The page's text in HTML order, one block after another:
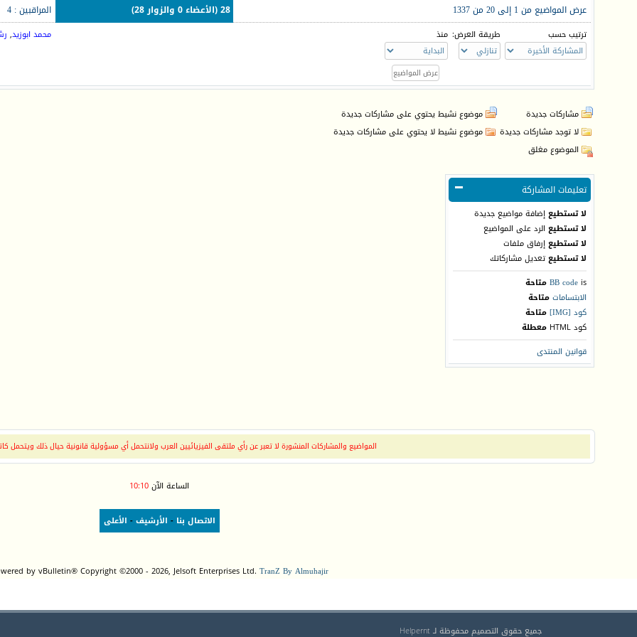
عرض المواضيع من 1 إلى 20 من 1337
28 (الأعضاء 0 والزوار 28) المراقبين : 4
ترتيب حسب طريقة العرض: منذ محمد ابوزيد,
مشاركات جديدة
موضوع نشيط يحتوي على مشاركات جديدة
لا توجد مشاركات جديدة
موضوع نشيط لا يحتوي على مشاركات جديدة
الموضوع مغلق
تعليمات المشاركة
لا تستطيعإضافة مواضيع جديدة
لا تستطيع الرد على المواضيع
لا تستطيعإرفاق ملفات
لا تستطيعتعديل مشاركاتك
BB code is
متاحة
الابتساماتمتاحة
كود [IMG]
متاحة
كود HTML
معطلة
قوانين المنتدى
المواضيع والمشاركات المنشورة لا تعبر عن رأي ملتقى الفيزيائيين العرب ولانتحمل أي مسؤولية قانونية حيال ذلك ويتحمل
الساعة الآن10:10
الاتصال بنا - الأرشيف- الأعلى
by vBulletin® Copyright ©2000 - 2026, Jelsoft Enterprises Ltd. TranZ By Almuhajir
جميع حقوق التصميم محفوظة لـ Helpernt